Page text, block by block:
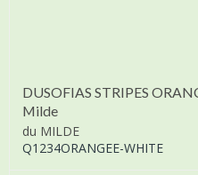
DUSOFIAS STRIPES
Milde
du MILDE
Q1234ORANGEE-WHITE